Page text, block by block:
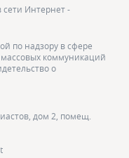
сети Интернет -
по надзору в сфере
коммуникаций
о
дом 2, помещ.